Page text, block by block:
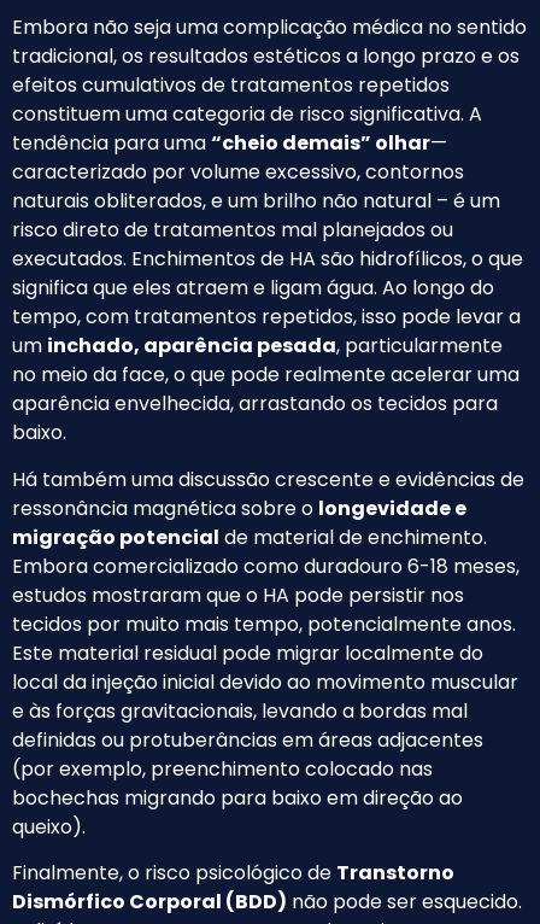
Embora não seja uma complicação médica no sentido
tradicional, os resultados estéticos a longo prazo e os
efeitos cumulativos de tratamentos repetidos
constituem uma categoria de risco significativa. A
tendência para uma“cheio demais” olhar—
caracterizado por volume excessivo, contornos
naturais obliterados, e um brilho não natural – é um
risco direto de tratamentos mal planejados ou
executados. Enchimentos de HA são hidrofílicos, o que
significa que eles atraem e ligam água. Ao longo do
tempo, com tratamentos repetidos, isso pode levar a
um inchado, aparência pesada, particularmente
no meio da face, o que pode realmente acelerar uma
aparência envelhecida, arrastando os tecidos para
baixo.
Há também uma discussão crescente e evidências de
ressonância magnética sobre o longevidade e
migração potencial de material de enchimento.
Embora comercializado como duradouro 6-18 meses,
estudos mostraram que o HA pode persistir nos
tecidos por muito mais tempo, potencialmente anos.
Este material residual pode migrar localmente do
local da injeção inicial devido ao movimento muscular
e às forças gravitacionais, levando a bordas mal
definidas ou protuberâncias em áreas adjacentes
(por exemplo, preenchimento colocado nas
bochechas migrando para baixo em direção ao
queixo).
Finalmente, o risco psicológico de Transtorno
Dismórfico Corporal (BDD) não pode ser esquecido.